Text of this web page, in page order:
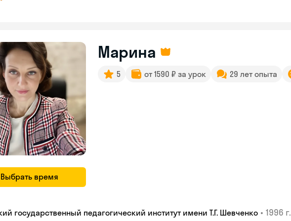
Выбрать время
Марина
5 от 1590 ₽ за урок 29 лет опыта
государственный педагогический институт имени Т.Г. Шевченко • 1996 г.
online